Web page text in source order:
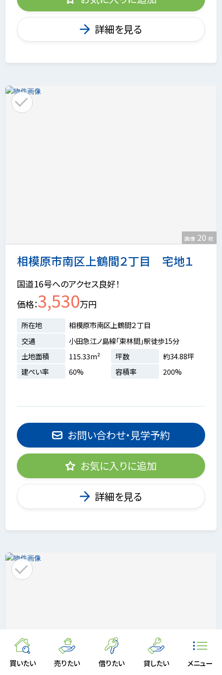
買いたい 売りたい 借りたい 貸したい メニュー
詳細を見る
相模原市南区上鶴間２丁目 宅地１
画像 20 枚
国道16号へのアクセス良好！
価格 3,530万円
所在地
相模原市南区上鶴間２丁目
交通
小田急江ノ島線「東林間」駅徒歩15分
土地面積
115.33m² 坪数
約34.88坪
建ぺい率
60% 容積率 200%
お問い合わせ・見学予約
お気に入りに追加
詳細を見る